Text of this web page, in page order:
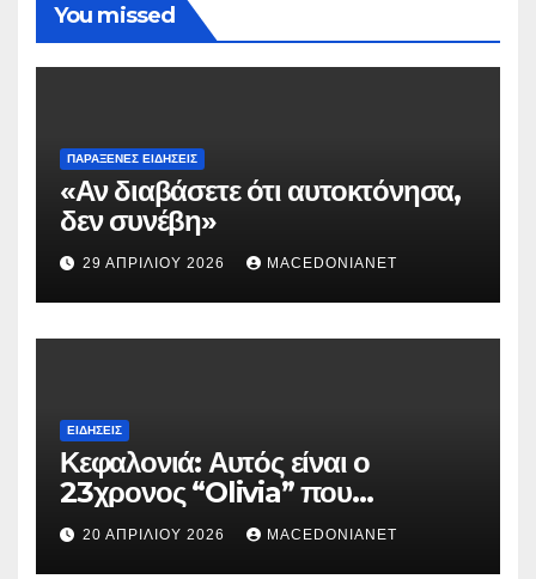
You missed
ΠΑΡΆΞΕΝΕΣ ΕΙΔΉΣΕΙΣ
«Αν διαβάσετε ότι αυτοκτόνησα,
δεν συνέβη»
29 ΑΠΡΙΛΊΟΥ 2026 MACEDONIANET
ΕΙΔΉΣΕΙΣ
Κεφαλονιά: Αυτός είναι ο
23χρονος “Olivia” που
κατηγορείται για τον θάνατο της
Μυρτούς
20 ΑΠΡΙΛΊΟΥ 2026 MACEDONIANET